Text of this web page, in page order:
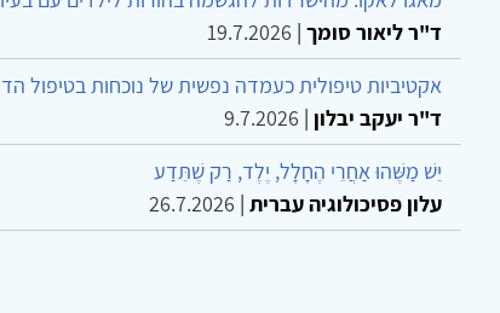
ד"ר ליאור סומך |
19.7.2026
אקטיביות טיפולית כעמדה נפשית של נוכחות בטיפול
ד"ר יעקב יבלון |
9.7.2026
יֵשׁ מַשֶּׁהוּ אַחֲרֵי הֶחָלָל, יֶלֶד, רַק שֶׁתֵּדַע
עלון פסיכולוגיה עברית |
26.7.2026